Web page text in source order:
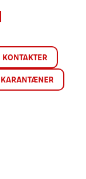
KONTAKTER
KARANTÆNER